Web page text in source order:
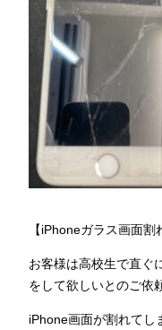
【iPhoneガラス画面割
お客様は高校生で直ぐ
をして欲しいとのご依
iPhone画面が割れて